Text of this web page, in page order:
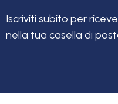
Iscriviti subito per
nella tua casella di